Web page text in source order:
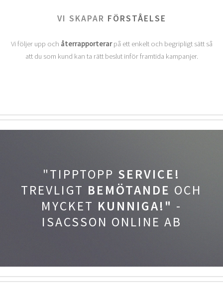
VI SKAPAR FÖRSTÅELSE
Vi följer upp och återrapporterarpå ett enkelt och begripligt sätt så
att du som kund kan ta rätt beslut inför framtida kampanjer.
"TIPPTOPP SERVICE!
TREVLIGT BEMÖTANDE OCH
MYCKET KUNNIGA!" -
ISACSSON ONLINE AB